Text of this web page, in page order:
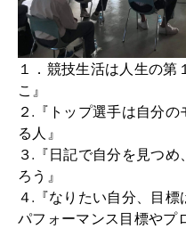
１．競技生活は人生の第
こ』
２.『トップ選手は自分
る人』
３.『日記で自分を見つ
ろう』
４.『なりたい自分、目
パフォーマンス目標やプ